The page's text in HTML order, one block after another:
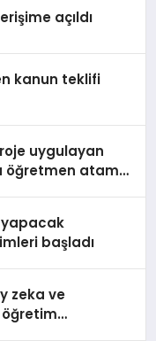
açıldı
kanun teklifi
uygulayan
öğretmen atama
yapacak
başladı
zeka ve